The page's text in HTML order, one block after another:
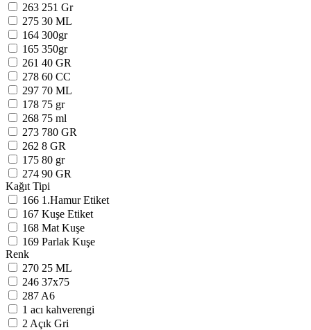
263 251 Gr
275 30 ML
164 300gr
165 350gr
261 40 GR
278 60 CC
297 70 ML
178 75 gr
268 75 ml
273 780 GR
262 8 GR
175 80 gr
274 90 GR
Kağıt Tipi
166 1.Hamur Etiket
167 Kuşe Etiket
168 Mat Kuşe
169 Parlak Kuşe
Renk
270 25 ML
246 37x75
287 A6
1 acı kahverengi
2 Açık Gri